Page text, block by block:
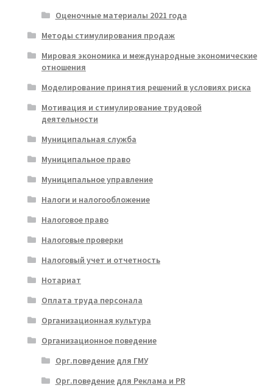
Оценочные материалы 2021 года
Методы стимулирования продаж
Мировая экономика и международные экономические
отношения
Моделирование принятия решений в условиях риска
Мотивация и стимулирование трудовой
деятельности
Муниципальная служба
Муниципальное право
Муниципальное управление
Налоги и налогообложение
Налоговое право
Налоговые проверки
Налоговый учет и отчетность
Нотариат
Оплата труда персонала
Организационная культура
Организационное поведение
Орг.поведение для ГМУ
Орг.поведение для Реклама и PR